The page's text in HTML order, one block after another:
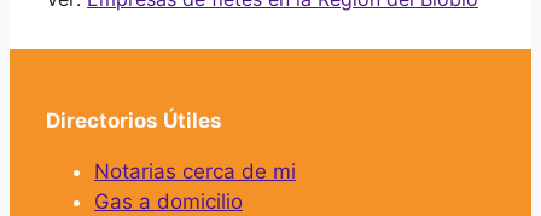
Directorios Útiles
Notarias cerca de mi
Gas a domicilio